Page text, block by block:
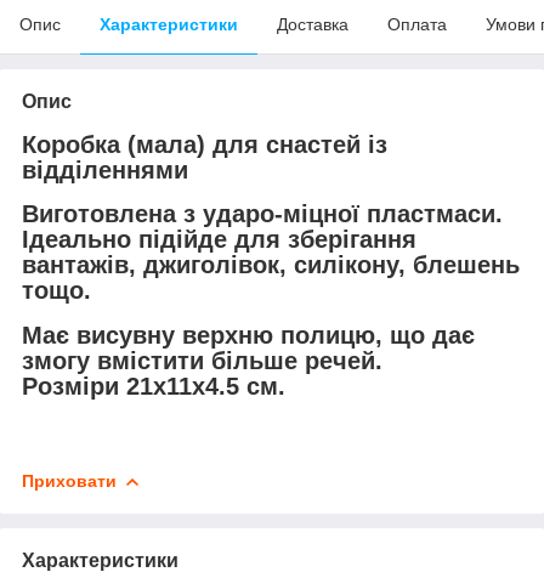
Опис Характеристики Доставка Оплата Умови
Опис
Коробка (мала) для снастей із
відділеннями
Виготовлена з ударо-міцної пластмаси.
Ідеально підійде для зберігання
вантажів, джиголівок, силікону, блешень
тощо.
Має висувну верхню полицю, що дає
змогу вмістити більше речей.
Розміри 21х11х4.5 см.
Приховати
Характеристики